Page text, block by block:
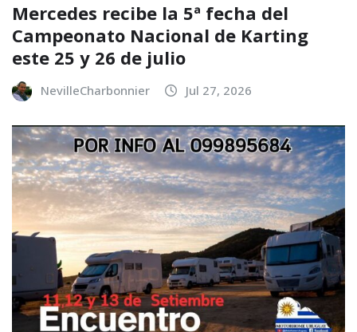
Mercedes recibe la 5ª fecha del
Campeonato Nacional de Karting
este 25 y 26 de julio
NevilleCharbonnier Jul 27, 2026